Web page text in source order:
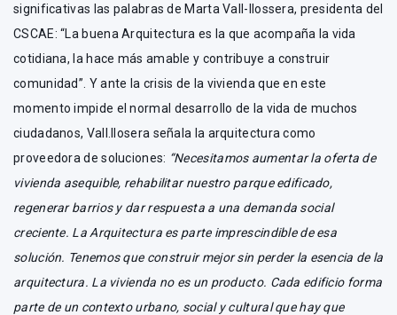
significativas las palabras de Marta Vall-llossera, presidenta del
CSCAE: “La buena Arquitectura es la que acompaña la vida
cotidiana, la hace más amable y contribuye a construir
comunidad”. Y ante la crisis de la vivienda que en este
momento impide el normal desarrollo de la vida de muchos
ciudadanos, Vall.llosera señala la arquitectura como
proveedora de soluciones: “Necesitamos aumentar la oferta de
vivienda asequible, rehabilitar nuestro parque edificado,
regenerar barrios y dar respuesta a una demanda social
creciente. La Arquitectura es parte imprescindible de esa
solución. Tenemos que construir mejor sin perder la esencia de la
arquitectura. La vivienda no es un producto. Cada edificio forma
parte de un contexto urbano, social y cultural que hay que